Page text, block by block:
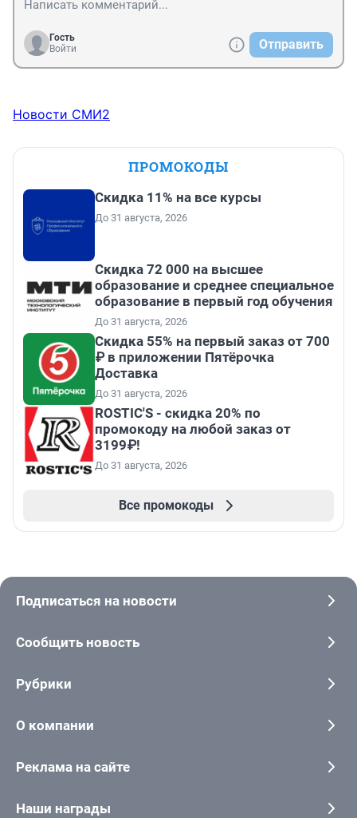
Гость
Войти
Отправить
Новости СМИ2
ПРОМОКОДЫ
Скидка 11% на все курсы
До 31 августа, 2026
Скидка 72 000 на высшее
образование и среднее специальное
образование в первый год обучения
До 31 августа, 2026
Скидка 55% на первый заказ от 700
₽ в приложении Пятёрочка
Доставка
До 31 августа, 2026
ROSTIC'S - скидка 20% по
промокоду на любой заказ от
3199₽!
До 31 августа, 2026
Все промокоды
Подписаться на новости
Сообщить новость
Рубрики
О компании
Реклама на сайте
Наши награды